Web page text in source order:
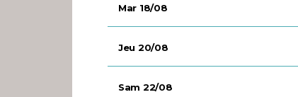
Mar 18/08
Jeu 20/08
Sam 22/08